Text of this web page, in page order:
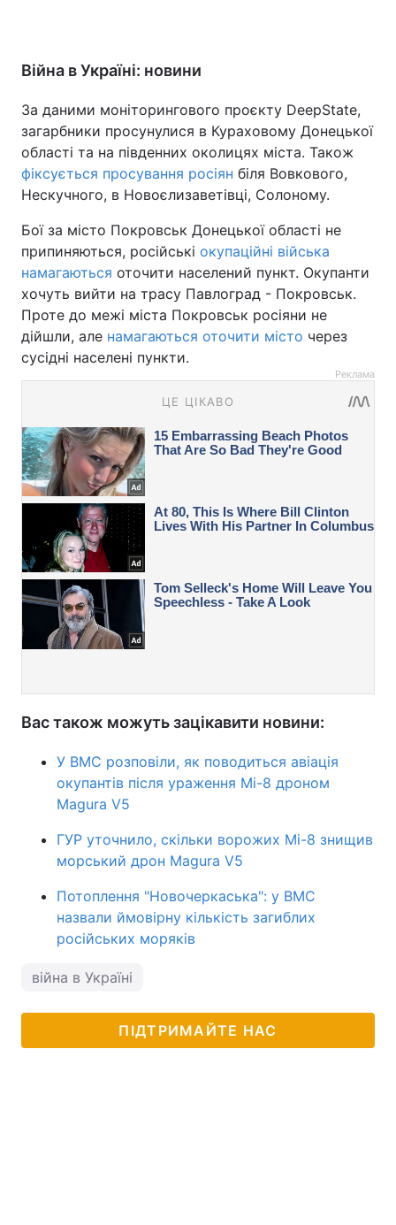
Війна в Україні: новини
За даними моніторингового проєкту DeepState,
загарбники просунулися в Кураховому Донецької
області та на південних околицях міста. Також
фіксується просування росіян біля Вовкового,
Нескучного, в Новоєлизаветівці, Солоному.
Бої за місто Покровськ Донецької області не
припиняються, російські окупаційні війська
намагаються оточити населений пункт. Окупанти
хочуть вийти на трасу Павлоград - Покровськ.
Проте до межі міста Покровськ росіяни не
дійшли, але намагаються оточити місто через
сусідні населені пункти.
Реклама
Вас також можуть зацікавити новини:
У ВМС розповіли, як поводиться авіація
окупантів після ураження Мі-8 дроном
Magura V5
ГУР уточнило, скільки ворожих Мі-8 знищив
морський дрон Magura V5
Потоплення "Новочеркаська": у ВМС
назвали ймовірну кількість загиблих
російських моряків
війна в Україні
ПІДТРИМАЙТЕ НАС